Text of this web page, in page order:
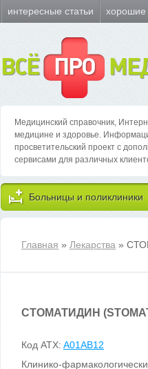
интересные статьи хорошие
ВСЁ ПРО
Медицинский справочник,
медицине и здоровье.
просветительский проект с
сервисами для различных
Больницы и поликлиники
Главная » Лекарства »
СТОМАТИДИН
Код ATX: A01AB12
Клинико-